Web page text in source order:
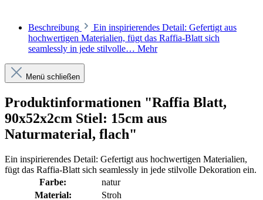
Beschreibung
Ein inspirierendes Detail: Gefertigt aus
hochwertigen Materialien, fügt das Raffia-Blatt sich
seamlessly in jede stilvolle… Mehr
Menü schließen
Produktinformationen "Raffia Blatt,
90x52x2cm Stiel: 15cm aus
Naturmaterial, flach"
Ein inspirierendes Detail: Gefertigt aus hochwertigen Materialien,
fügt das Raffia-Blatt sich seamlessly in jede stilvolle Dekoration ein.
Farbe:
natur
Material:
Stroh